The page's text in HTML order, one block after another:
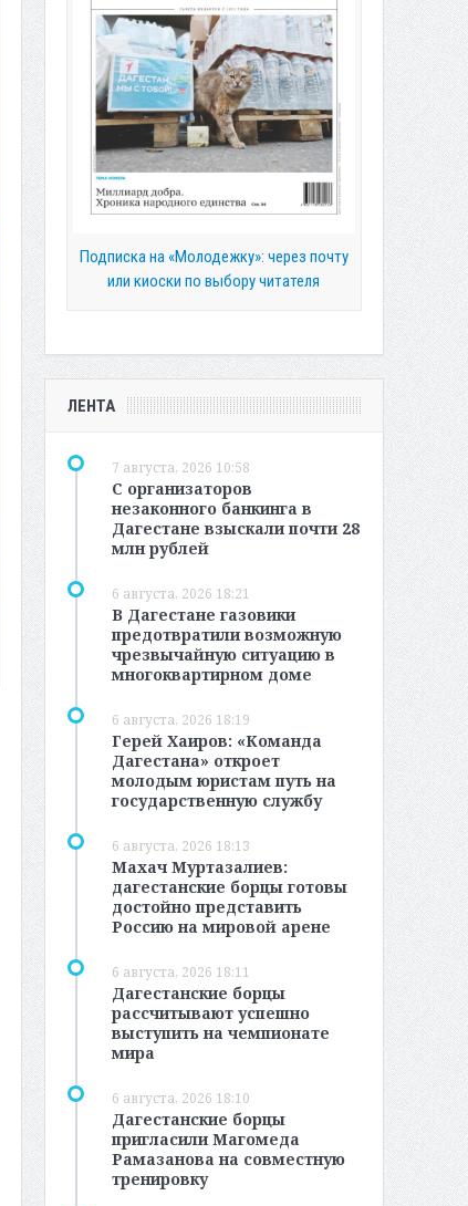
Подписка на «Молодежку»: через почту
или киоски по выбору читателя
ЛЕНТА
7 августа, 2026 10:58
С организаторов
незаконного банкинга в
Дагестане взыскали почти 28
млн рублей
6 августа, 2026 18:21
В Дагестане газовики
предотвратили возможную
чрезвычайную ситуацию в
многоквартирном доме
6 августа, 2026 18:19
Герей Хаиров: «Команда
Дагестана» откроет
молодым юристам путь на
государственную службу
6 августа, 2026 18:13
Махач Муртазалиев:
дагестанские борцы готовы
достойно представить
Россию на мировой арене
6 августа, 2026 18:11
Дагестанские борцы
рассчитывают успешно
выступить на чемпионате
мира
6 августа, 2026 18:10
Дагестанские борцы
пригласили Магомеда
Рамазанова на совместную
тренировку